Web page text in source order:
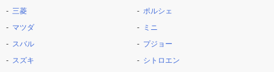
三菱
マツダ
スバル
スズキ
ポルシェ
ミニ
プジョー
シトロエン